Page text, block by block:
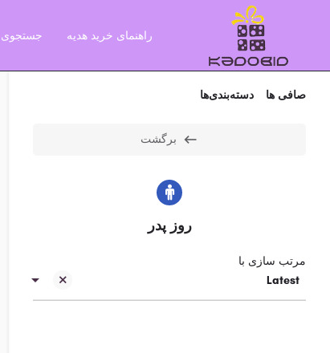
راهنمای خرید هدیه جستجوی
صافی ها دسته‌بندی‌ها
برگشت
روز پدر
Latest
مرتب سازی با